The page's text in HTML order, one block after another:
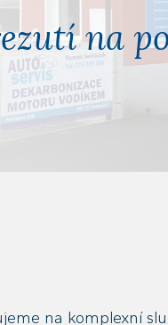
na
na komplexní